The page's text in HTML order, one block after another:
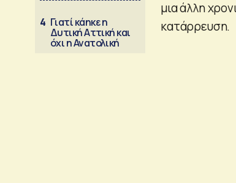
4 Γιατί κάηκε η
Δυτική Αττική και
όχι η Ανατολική
μια άλλη
κατάρρευση.